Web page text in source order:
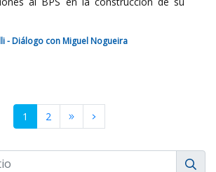
- Diálogo con Miguel Nogueira
1 2